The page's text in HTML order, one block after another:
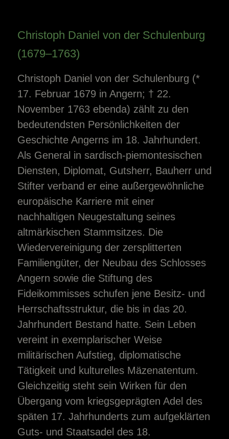
Christoph Daniel von der Schulenburg
(1679–1763)
Christoph Daniel von der Schulenburg (*
17. Februar 1679 in Angern; † 22.
November 1763 ebenda) zählt zu den
bedeutendsten Persönlichkeiten der
Geschichte Angerns im 18. Jahrhundert.
Als General in sardisch-piemontesischen
Diensten, Diplomat, Gutsherr, Bauherr und
Stifter verband er eine außergewöhnliche
europäische Karriere mit einer
nachhaltigen Neugestaltung seines
altmärkischen Stammsitzes. Die
Wiedervereinigung der zersplitterten
Familiengüter, der Neubau des Schlosses
Angern sowie die Stiftung des
Fideikommisses schufen jene Besitz- und
Herrschaftsstruktur, die bis in das 20.
Jahrhundert Bestand hatte. Sein Leben
vereint in exemplarischer Weise
militärischen Aufstieg, diplomatische
Tätigkeit und kulturelles Mäzenatentum.
Gleichzeitig steht sein Wirken für den
Übergang vom kriegsgeprägten Adel des
späten 17. Jahrhunderts zum aufgeklärten
Guts- und Staatsadel des 18.